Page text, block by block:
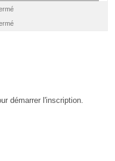
démarrer l'inscription.